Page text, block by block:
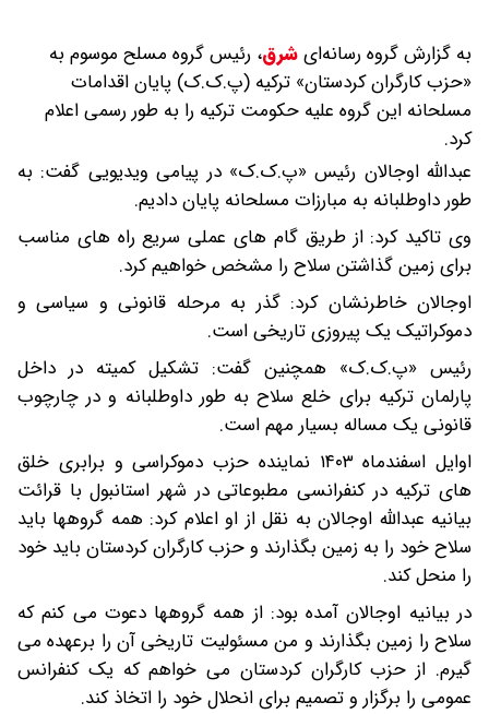
به گزارش گروه رسانه‌ایشرق، رئیس گروه مسلح موسوم به
«حزب کارگران کردستان» ترکیه (پ.ک.ک) پایان اقدامات
مسلحانه این گروه علیه حکومت ترکیه را به طور رسمی اعلام
کرد.
عبدالله اوجالان رئیس «پ.ک.ک» در پیامی ویدیویی گفت: به
طور داوطلبانه به مبارزات مسلحانه پایان دادیم.
وی تاکید کرد: از طریق گام های عملی سریع راه های مناسب
برای زمین گذاشتن سلاح را مشخص خواهیم کرد.
اوجالان خاطرنشان کرد: گذر به مرحله قانونی و سیاسی و
دموکراتیک یک پیروزی تاریخی است.
رئیس «پ.ک.ک» همچنین گفت: تشکیل کمیته در داخل
پارلمان ترکیه برای خلع سلاح به طور داوطلبانه و در چارچوب
قانونی یک مساله بسیار مهم است.
اوایل اسفندماه ۱۴۰۳ نماینده حزب دموکراسی و برابری خلق
های ترکیه در کنفرانسی مطبوعاتی در شهر استانبول با قرائت
بیانیه عبدالله اوجالان به نقل از او اعلام کرد: همه گروهها باید
سلاح خود را به زمین بگذارند و حزب کارگران کردستان باید خود
را منحل کند.
در بیانیه اوجالان آمده بود: از همه گروهها دعوت می کنم که
سلاح را زمین بگذارند و من مسئولیت تاریخی آن را برعهده می
گیرم. از حزب کارگران کردستان می خواهم که یک کنفرانس
عمومی را برگزار و تصمیم برای انحلال خود را اتخاذ کند.